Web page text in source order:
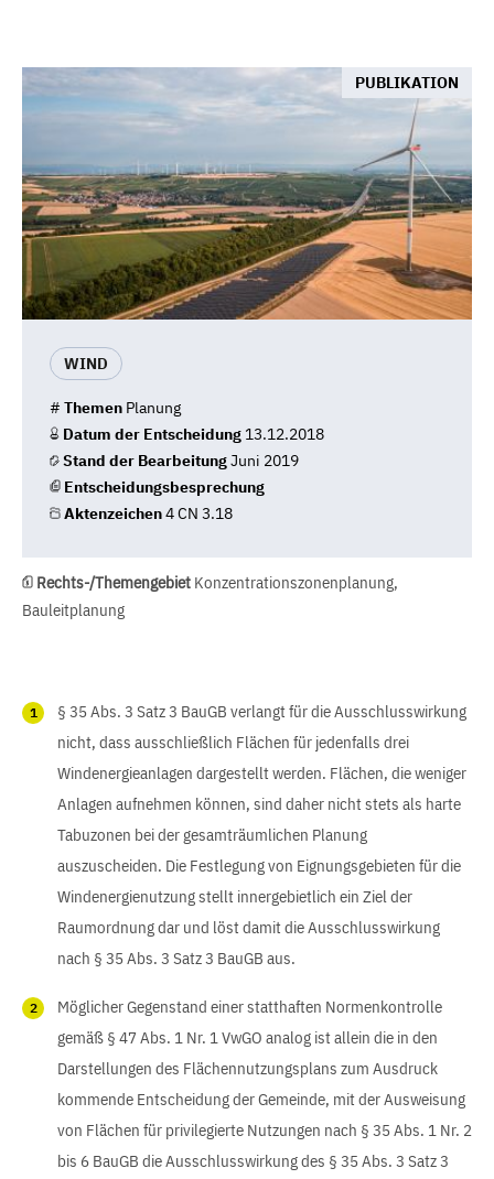
PUBLIKATION
WIND
# Themen Planung
Datum der Entscheidung 13.12.2018
Stand der BearbeitungJuni 2019
Entscheidungsbesprechung
Aktenzeichen4 CN 3.18
Rechts-/Themengebiet Konzentrationszonenplanung,
Bauleitplanung
§ 35 Abs. 3 Satz 3 BauGB verlangt für die Ausschlusswirkung
nicht, dass ausschließlich Flächen für jedenfalls drei
Windenergieanlagen dargestellt werden. Flächen, die weniger
Anlagen aufnehmen können, sind daher nicht stets als harte
Tabuzonen bei der gesamträumlichen Planung
auszuscheiden. Die Festlegung von Eignungsgebieten für die
Windenergienutzung stellt innergebietlich ein Ziel der
Raumordnung dar und löst damit die Ausschlusswirkung
nach § 35 Abs. 3 Satz 3 BauGB aus.
Möglicher Gegenstand einer statthaften Normenkontrolle
gemäß § 47 Abs. 1 Nr. 1 VwGO analog ist allein die in den
Darstellungen des Flächennutzungsplans zum Ausdruck
kommende Entscheidung der Gemeinde, mit der Ausweisung
von Flächen für privilegierte Nutzungen nach § 35 Abs. 1 Nr. 2
bis 6 BauGB die Ausschlusswirkung des § 35 Abs. 3 Satz 3